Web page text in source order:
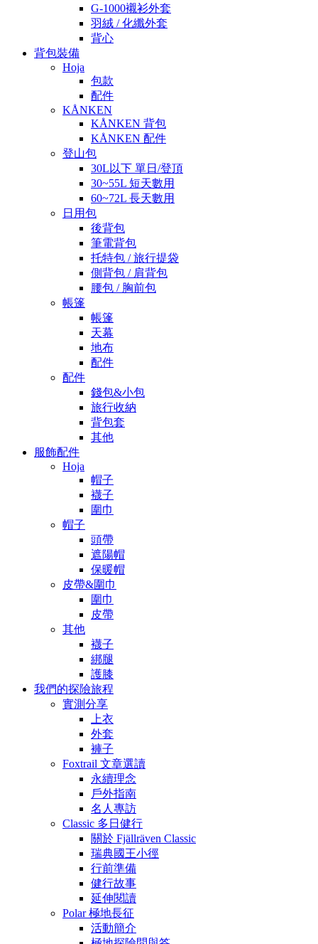
G-1000襯衫外套
羽絨 / 化纖外套
背心
背包裝備
Hoja
包款
配件
KÅNKEN
KÅNKEN 背包
KÅNKEN 配件
登山包
30L以下 單日/登頂
30~55L 短天數用
60~72L 長天數用
日用包
後背包
筆電背包
托特包 / 旅行提袋
側背包 / 肩背包
腰包 / 胸前包
帳篷
帳篷
天幕
地布
配件
配件
錢包&小包
旅行收納
背包套
其他
服飾配件
Hoja
帽子
襪子
圍巾
帽子
頭帶
遮陽帽
保暖帽
皮帶&圍巾
圍巾
皮帶
其他
襪子
綁腿
護膝
我們的探險旅程
實測分享
上衣
外套
褲子
Foxtrail 文章選讀
永續理念
戶外指南
名人專訪
Classic 多日健行
關於 Fjällräven Classic
瑞典國王小徑
行前準備
健行故事
延伸閱讀
Polar 極地長征
活動簡介